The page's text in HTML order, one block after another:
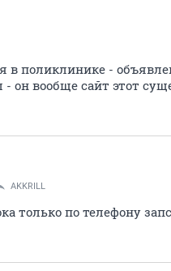
поликлинике -
он вообще сайт этот
AKKRILL
только по телефону